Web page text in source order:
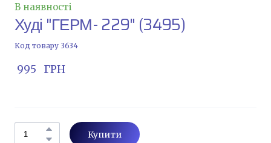
В наявності
Худі "ГЕРМ- 229" (3495)
Код товару 3634
995   ГРН
Купити